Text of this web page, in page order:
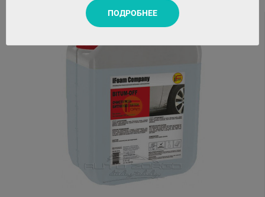
ПОДРОБНЕЕ